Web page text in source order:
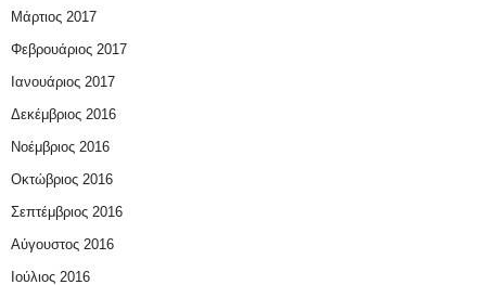
Μάρτιος 2017
Φεβρουάριος 2017
Ιανουάριος 2017
Δεκέμβριος 2016
Νοέμβριος 2016
Οκτώβριος 2016
Σεπτέμβριος 2016
Αύγουστος 2016
Ιούλιος 2016